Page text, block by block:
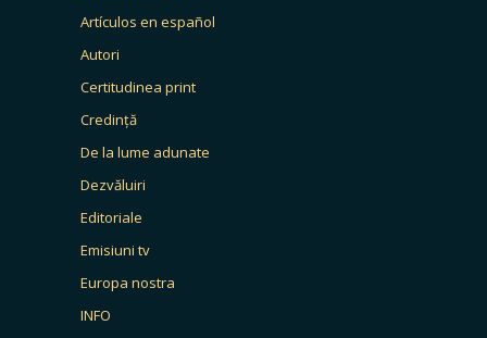
Artículos en español
Autori
Certitudinea print
Credință
De la lume adunate
Dezvăluiri
Editoriale
Emisiuni tv
Europa nostra
INFO